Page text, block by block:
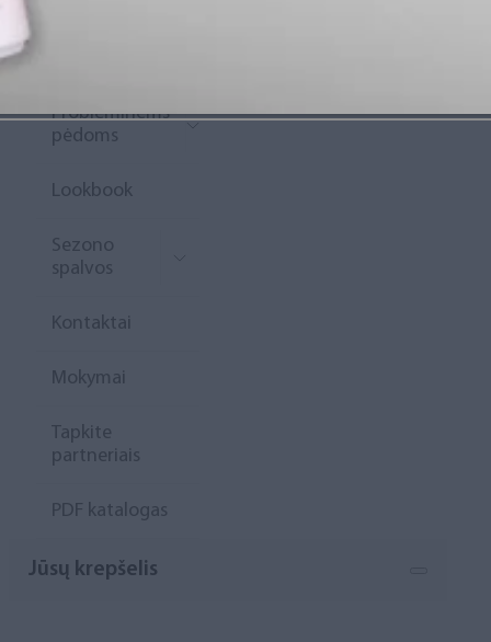
Probleminėms
pėdoms
Lookbook
Sezono
spalvos
Kontaktai
Mokymai
Tapkite
partneriais
PDF katalogas
Jūsų krepšelis